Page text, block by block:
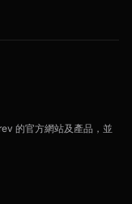
的官方網站及產品，並